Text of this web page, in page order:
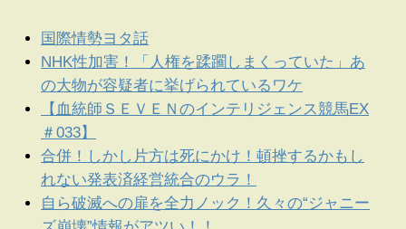
国際情勢ヨタ話
NHK性加害！「人権を蹂躙しまくっていた」あ
の大物が容疑者に挙げられているワケ
【血統師ＳＥＶＥＮのインテリジェンス競馬EX
＃033】
合併！しかし片方は死にかけ！頓挫するかもし
れない発表済経営統合のウラ！
自ら破滅への扉を全力ノック！久々の“ジャニー